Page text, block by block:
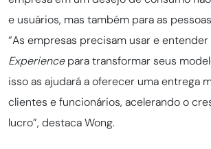
e usuários, mas também para as
“As empresas precisam usar e entender
Experiencepara transformar seus
isso as ajudará a oferecer uma entrega
clientes e funcionários, acelerando o
lucro”, destaca Wong.